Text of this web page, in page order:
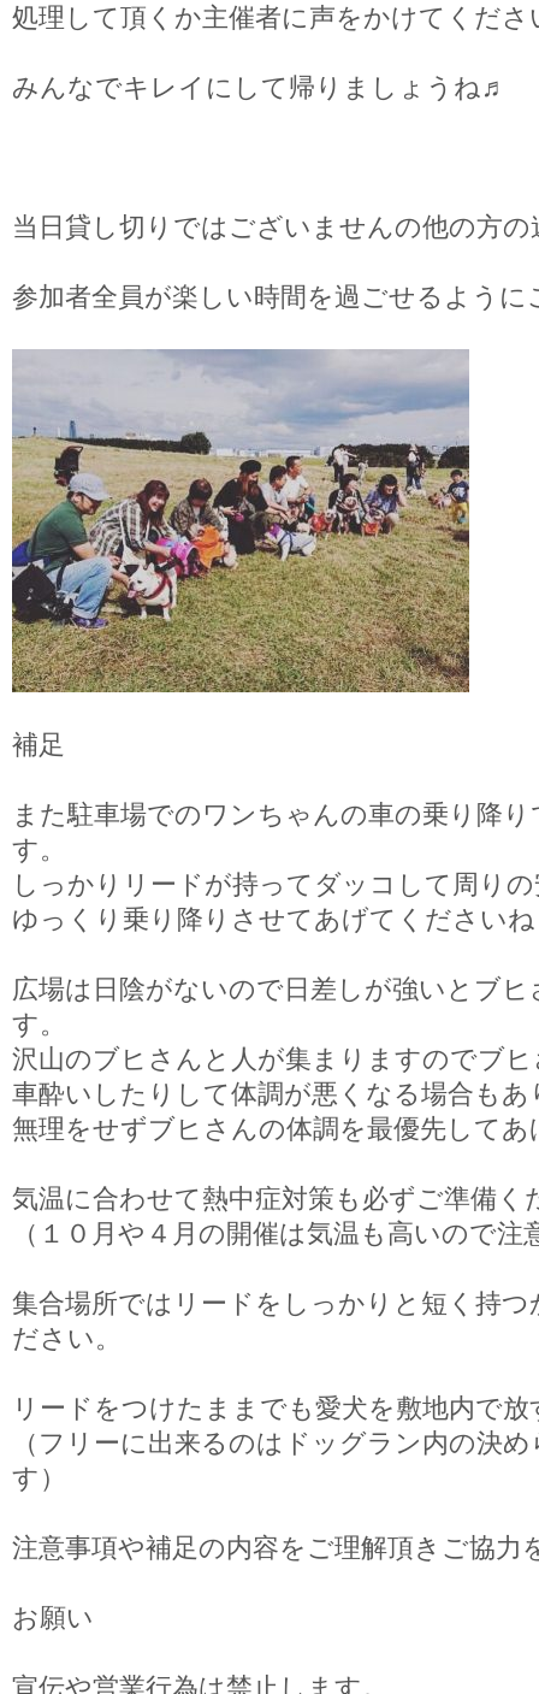
処理して頂くか主催者に声をかけてくださ
みんなでキレイにして帰りましょうね♬
当日貸し切りではございませんの他の方
参加者全員が楽しい時間を過ごせるように
補足
また駐車場でのワンちゃんの車の乗り降
す。
しっかりリードが持ってダッコして周り
ゆっくり乗り降りさせてあげてくださいね
広場は日陰がないので日差しが強いとブ
す。
沢山のブヒさんと人が集まりますのでブ
車酔いしたりして体調が悪くなる場合も
無理をせずブヒさんの体調を最優先して
気温に合わせて熱中症対策も必ずご準備く
（１０月や４月の開催は気温も高いので注
集合場所ではリードをしっかりと短く持
ださい。
リードをつけたままでも愛犬を敷地内で
（フリーに出来るのはドッグラン内の決
す）
注意事項や補足の内容をご理解頂きご協力
お願い
宣伝や営業行為は禁止します。